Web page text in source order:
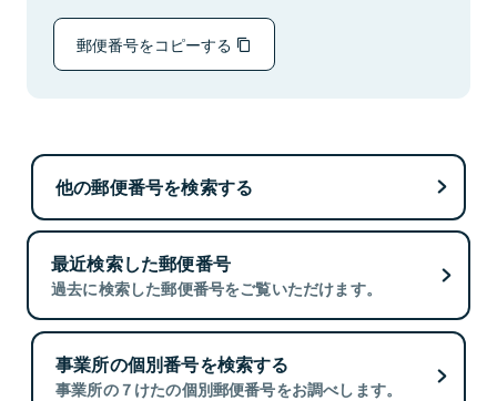
郵便番号をコピーする
他の郵便番号を検索する
最近検索した郵便番号
過去に検索した郵便番号をご覧いただけます。
事業所の個別番号を検索する
事業所の７けたの個別郵便番号をお調べします。